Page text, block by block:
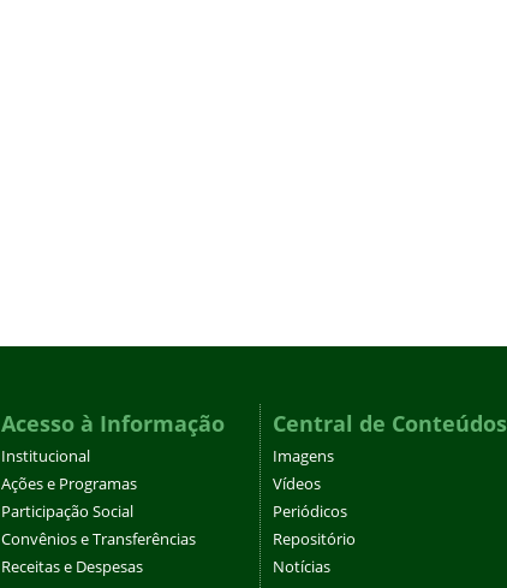
Acesso à Informação
Institucional
Ações e Programas
Participação Social
Convênios e Transferências
Receitas e Despesas
Central de Conteúdos
Imagens
Vídeos
Periódicos
Repositório
Notícias